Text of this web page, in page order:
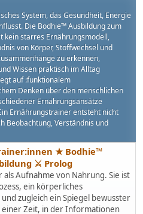
System, das Gesundheit, Energie
Die Bodhie™ Ausbildung zum
kein starres Ernährungsmodell,
von Körper, Stoffwechsel und
zu erkennen,
Wissen praktisch im Alltag
auf :funktionalem
Denken über den menschlichen
Ernährungsansätze
Ernährungstrainer entsteht nicht
Beobachtung, Verständnis und
★ Bodhie™
⚔ Prolog
Aufnahme von Nahrung. Sie ist
ein körperliches
zugleich ein Spiegel bewusster
Zeit, in der Informationen